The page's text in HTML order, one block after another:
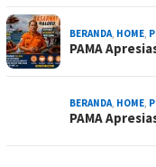
BERANDA, HOME,
PAMA
BERANDA, HOME,
PAMA